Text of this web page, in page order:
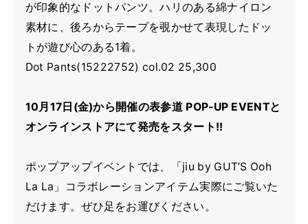
が印象的なドットパンツ。ハリのある綿ナイロン
素材に、後ろからテープを覗かせて表現したドッ
トが遊び心のある1着。
Dot Pants(15222752) col.02 25,300
10月17日(金)から開催の表参道 POP-UP EVENTと
オンラインストアにて発売をスタート!!
ポップアップイベントでは、「jiu by GUT’S Ooh
La La」コラボレーションアイテム実際にご覧いた
だけます。ぜひ足をお運びください。